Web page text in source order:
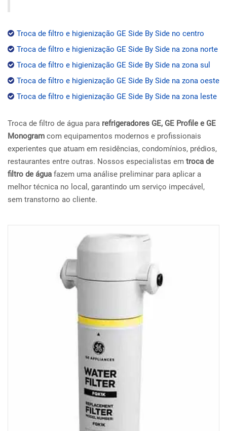
Troca de filtro e higienização GE Side By Side no centro
Troca de filtro e higienização GE Side By Side na zona norte
Troca de filtro e higienização GE Side By Side na zona sul
Troca de filtro e higienização GE Side By Side na zona oeste
Troca de filtro e higienização GE Side By Side na zona leste
Troca de filtro de água para refrigeradores GE, GE Profile e GE
Monogram com equipamentos modernos e profissionais
experientes que atuam em residências, condomínios, prédios,
restaurantes entre outras. Nossos especialistas em troca de
filtro de água fazem uma análise preliminar para aplicar a
melhor técnica no local, garantindo um serviço impecável,
sem transtorno ao cliente.